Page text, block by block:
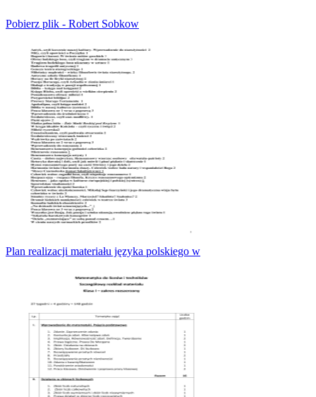
Pobierz plik - Robert Sobkow
Plan realizacji materiału języka polskiego w